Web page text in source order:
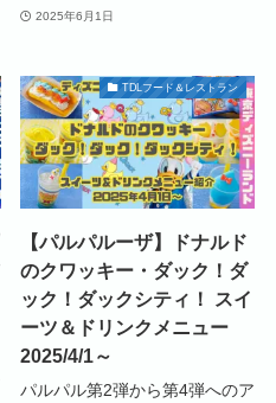
2025年6月1日
TDLフード＆レストラン
【パルパルーザ】ドナルド
のクワッキー・ダック！ダ
ック！ダックシティ！ スイ
ーツ＆ドリンクメニュー
2025/4/1～
パルパル第2弾から第4弾へのア